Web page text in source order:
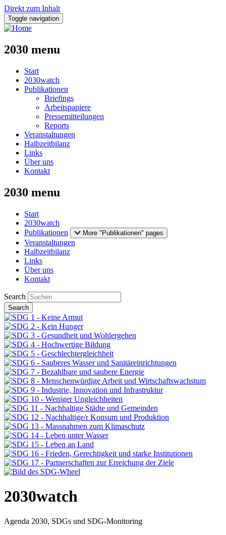
Direkt zum Inhalt
Toggle navigation
2030 menu
Start
2030watch
Publikationen
Briefings
Arbeitspapiere
Pressemitteilungen
Reports
Veranstaltungen
Halbzeitbilanz
Links
Über uns
Kontakt
2030 menu
Start
2030watch
Publikationen
More "Publikationen" pages
Veranstaltungen
Halbzeitbilanz
Links
Über uns
Kontakt
Search
2030watch
Agenda 2030, SDGs und SDG-Monitoring